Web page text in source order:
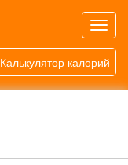
Калькулятор калорий